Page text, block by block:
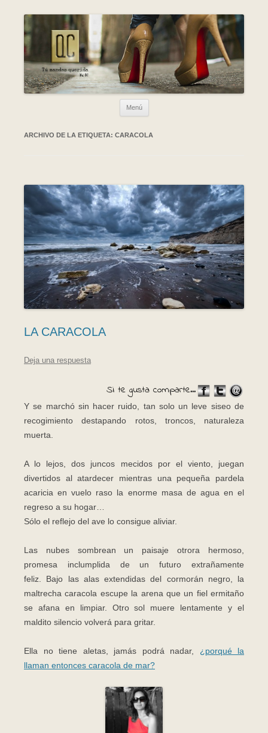
Menú
ARCHIVO DE LA ETIQUETA: CARACOLA
LA CARACOLA
Deja una respuesta
Si te gusta comparte...
Y se marchó sin hacer ruido, tan solo un leve siseo de
recogimiento destapando rotos, troncos, naturaleza
muerta.
A lo lejos, dos juncos mecidos por el viento, juegan
divertidos al atardecer mientras una pequeña pardela
acaricia en vuelo raso la enorme masa de agua en el
regreso a su hogar…
Sólo el reflejo del ave lo consigue aliviar.
Las nubes sombrean un paisaje otrora hermoso,
promesa inclumplida de un futuro extrañamente
feliz. Bajo las alas extendidas del cormorán negro, la
maltrecha caracola escupe la arena que un fiel ermitaño
se afana en limpiar. Otro sol muere lentamente y el
maldito silencio volverá para gritar.
Ella no tiene aletas, jamás podrá nadar, ¿porqué la
llaman entonces caracola de mar?